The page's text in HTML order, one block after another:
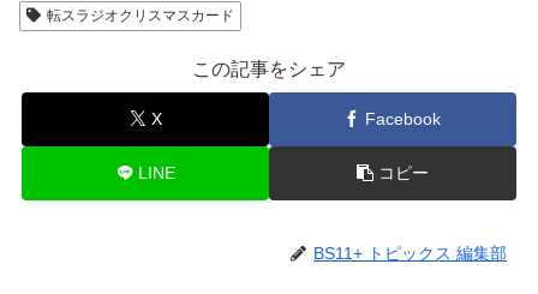
転スラジオクリスマスカード
この記事をシェア
X Facebook
LINE コピー
BS11+ トピックス 編集部